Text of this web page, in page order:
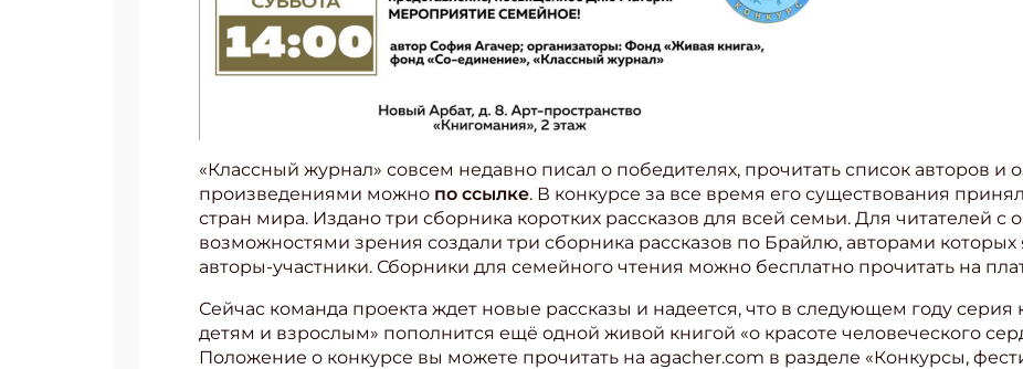
«Классный журнал» совсем недавно писал о победителях, прочитать список авторов и
произведениями можно по ссылке. В конкурсе за все время его существования
стран мира. Издано три сборника коротких рассказов для всей семьи. Для читателей с
возможностями зрения создали три сборника рассказов по Брайлю, авторами которых
авторы-участники. Сборники для семейного чтения можно бесплатно прочитать на
Сейчас команда проекта ждет новые рассказы и надеется, что в следующем году серия
детям и взрослым» пополнится ещё одной живой книгой «о красоте человеческого
Положение о конкурсе вы можете прочитать на agacher.com в разделе «Конкурсы,